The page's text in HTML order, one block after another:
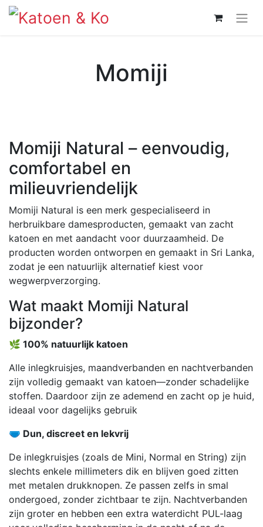
Momiji
Momiji Natural – eenvoudig,
comfortabel en
milieuvriendelijk
Momiji Natural is een merk gespecialiseerd in
herbruikbare damesproducten, gemaakt van zacht
katoen en met aandacht voor duurzaamheid. De
producten worden ontworpen en gemaakt in Sri Lanka,
zodat je een natuurlijk alternatief kiest voor
wegwerpverzorging.
Wat maakt Momiji Natural
bijzonder?
🌿 100% natuurlijk katoen
Alle inlegkruisjes, maandverbanden en nachtverbanden
zijn volledig gemaakt van katoen—zonder schadelijke
stoffen. Daardoor zijn ze ademend en zacht op je huid,
ideaal voor dagelijks gebruik
🩲 Dun, discreet en lekvrij
De inlegkruisjes (zoals de Mini, Normal en String) zijn
slechts enkele millimeters dik en blijven goed zitten
met metalen drukknopen. Ze passen zelfs in smal
ondergoed, zonder zichtbaar te zijn. Nachtverbanden
zijn groter en hebben een extra waterdicht PUL-laag